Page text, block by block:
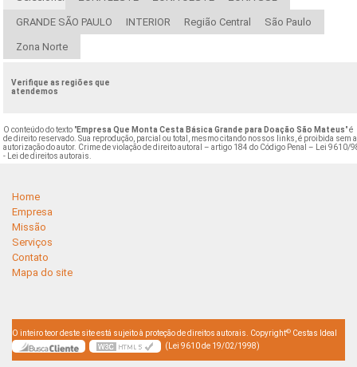
GRANDE SÃO PAULO INTERIOR Região Central São Paulo
Zona Norte
Verifique as regiões que
atendemos
O conteúdo do texto "Empresa Que Monta Cesta Básica Grande para Doação São Mateus" é
de direito reservado. Sua reprodução, parcial ou total, mesmo citando nossos links, é proibida sem a
autorização do autor. Crime de violação de direito autoral – artigo 184 do Código Penal –
Lei 9610/
- Lei de direitos autorais
Home
Empresa
Missão
Serviços
Contato
Mapa do site
O inteiro teor deste site está sujeito à proteção de direitos autorais. Copyright© Cestas Ideal
(Lei 9610 de 19/02/1998)